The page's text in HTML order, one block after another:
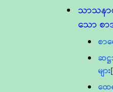
သာသနာ
သော စာ
စာ
ဆဋ္
များ
ထေ